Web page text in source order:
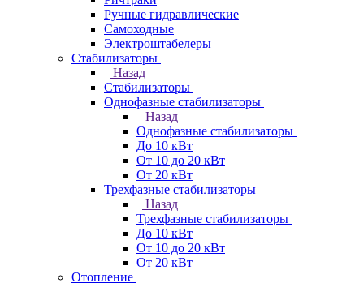
Ручные гидравлические
Самоходные
Электроштабелеры
Стабилизаторы
Назад
Стабилизаторы
Однофазные стабилизаторы
Назад
Однофазные стабилизаторы
До 10 кВт
От 10 до 20 кВт
От 20 кВт
Трехфазные стабилизаторы
Назад
Трехфазные стабилизаторы
До 10 кВт
От 10 до 20 кВт
От 20 кВт
Отопление